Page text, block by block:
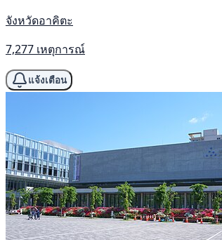
จังหวัดอาคิตะ
7,277 เหตุการณ์
แจ้งเตือน